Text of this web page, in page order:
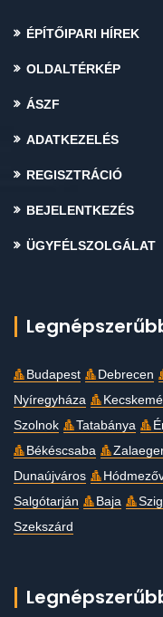
ÉPÍTŐIPARI HÍREK
OLDALTÉRKÉP
ÁSZF
ADATKEZELÉS
REGISZTRÁCIÓ
BEJELENTKEZÉS
ÜGYFÉLSZOLGÁLAT
Budapest Debrecen
Nyíregyháza
Szolnok
Tatabánya
Békéscsaba
Dunaújváros
Salgótarján
Baja
Szekszárd